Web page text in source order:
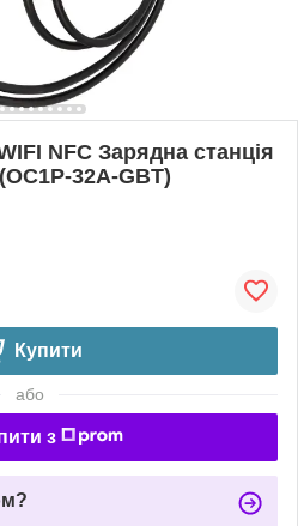
NFC Зарядна станція
32A-GBT)
Купити
або
з